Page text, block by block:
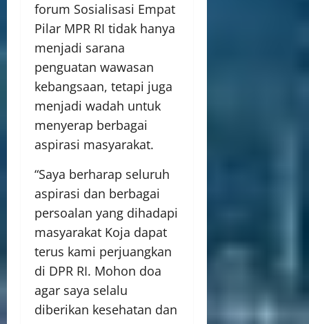
forum Sosialisasi Empat
Pilar MPR RI tidak hanya
menjadi sarana
penguatan wawasan
kebangsaan, tetapi juga
menjadi wadah untuk
menyerap berbagai
aspirasi masyarakat.
“Saya berharap seluruh
aspirasi dan berbagai
persoalan yang dihadapi
masyarakat Koja dapat
terus kami perjuangkan
di DPR RI. Mohon doa
agar saya selalu
diberikan kesehatan dan